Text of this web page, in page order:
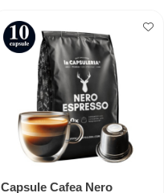
Capsule Cafea Nero